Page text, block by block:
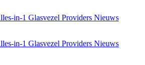
in-1 Glasvezel Providers Nieuws
in-1 Glasvezel Providers Nieuws